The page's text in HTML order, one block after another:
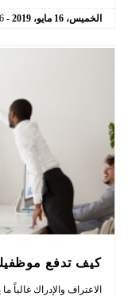
الخميس، 16 مايو، 2019
-
كيف تدفع
الاعتراف والإدراك